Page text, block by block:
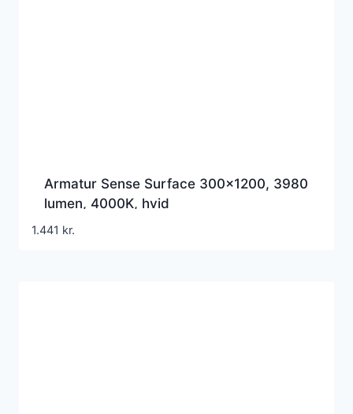
Armatur Sense Surface 300×1200, 3980
lumen, 4000K, hvid
1.441 kr.